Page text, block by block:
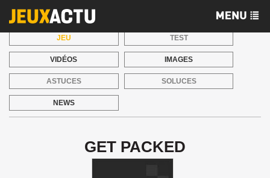
JEU TEST
VIDÉOS IMAGES
ASTUCES SOLUCES
NEWS
GET PACKED